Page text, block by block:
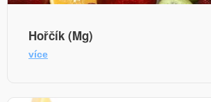
Hořčík (Mg)
více